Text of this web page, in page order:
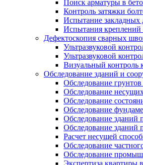
Поиск арматуры в
Контроль затяжки
Испытание закладных
Испытания
Дефектоскопия сварных
Ультразвуковой
Ультразвуковой
Визуальный контроль
Обследование зданий и
Обследование
Обследование
Обследование
Обследование
Обследование зданий
Обследование зданий
Расчет несущей
Обследование
Обследование
Экспертиза квартиры